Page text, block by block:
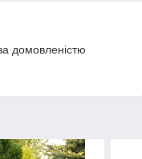
домовленістю